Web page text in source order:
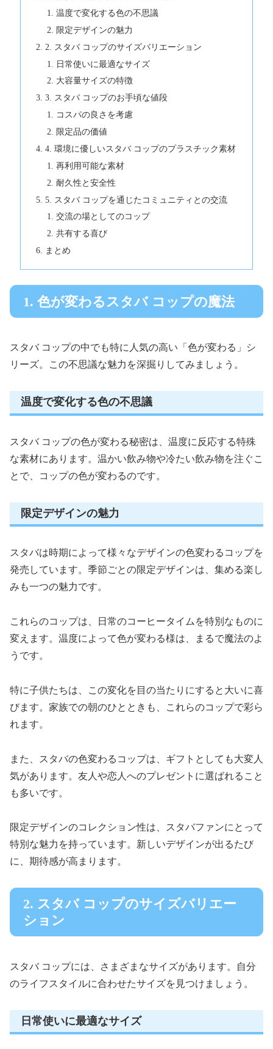
温度で変化する色の不思議
限定デザインの魅力
2. スタバ コップのサイズバリエーション
日常使いに最適なサイズ
大容量サイズの特徴
3. スタバ コップのお手頃な値段
コスパの良さを考慮
限定品の価値
4. 環境に優しいスタバ コップのプラスチック素材
再利用可能な素材
耐久性と安全性
5. スタバ コップを通じたコミュニティとの交流
交流の場としてのコップ
共有する喜び
まとめ
1. 色が変わるスタバ コップの魔法
スタバ コップの中でも特に人気の高い「色が変わる」シ
リーズ。この不思議な魅力を深掘りしてみましょう。
温度で変化する色の不思議
スタバ コップの色が変わる秘密は、温度に反応する特殊
な素材にあります。温かい飲み物や冷たい飲み物を注ぐこ
とで、コップの色が変わるのです。
限定デザインの魅力
スタバは時期によって様々なデザインの色変わるコップを
発売しています。季節ごとの限定デザインは、集める楽し
みも一つの魅力です。
これらのコップは、日常のコーヒータイムを特別なものに
変えます。温度によって色が変わる様は、まるで魔法のよ
うです。
特に子供たちは、この変化を目の当たりにすると大いに喜
びます。家族での朝のひとときも、これらのコップで彩ら
れます。
また、スタバの色変わるコップは、ギフトとしても大変人
気があります。友人や恋人へのプレゼントに選ばれること
も多いです。
限定デザインのコレクション性は、スタバファンにとって
特別な魅力を持っています。新しいデザインが出るたび
に、期待感が高まります。
2. スタバ コップのサイズバリエー
ション
スタバ コップには、さまざまなサイズがあります。自分
のライフスタイルに合わせたサイズを見つけましょう。
日常使いに最適なサイズ